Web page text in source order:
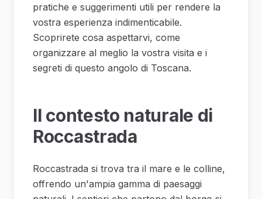
pratiche e suggerimenti utili per rendere la
vostra esperienza indimenticabile.
Scoprirete cosa aspettarvi, come
organizzare al meglio la vostra visita e i
segreti di questo angolo di Toscana.
Il contesto naturale di
Roccastrada
Roccastrada si trova tra il mare e le colline,
offrendo un'ampia gamma di paesaggi